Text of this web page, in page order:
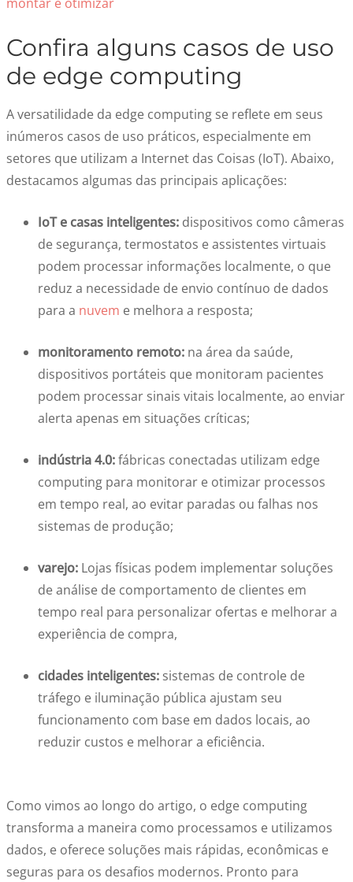
Confira alguns casos de uso
de edge computing
A versatilidade da edge computing se reflete em seus
inúmeros casos de uso práticos, especialmente em
setores que utilizam a Internet das Coisas (IoT). Abaixo,
destacamos algumas das principais aplicações:
IoT e casas inteligentes: dispositivos como câmeras
de segurança, termostatos e assistentes virtuais
podem processar informações localmente, o que
reduz a necessidade de envio contínuo de dados
para a nuvem e melhora a resposta;
monitoramento remoto: na área da saúde,
dispositivos portáteis que monitoram pacientes
podem processar sinais vitais localmente, ao enviar
alerta apenas em situações críticas;
indústria 4.0:fábricas conectadas utilizam edge
computing para monitorar e otimizar processos
em tempo real, ao evitar paradas ou falhas nos
sistemas de produção;
varejo: Lojas físicas podem implementar soluções
de análise de comportamento de clientes em
tempo real para personalizar ofertas e melhorar a
experiência de compra,
cidades inteligentes: sistemas de controle de
tráfego e iluminação pública ajustam seu
funcionamento com base em dados locais, ao
reduzir custos e melhorar a eficiência.
Como vimos ao longo do artigo, o edge computing
transforma a maneira como processamos e utilizamos
dados, e oferece soluções mais rápidas, econômicas e
seguras para os desafios modernos. Pronto para